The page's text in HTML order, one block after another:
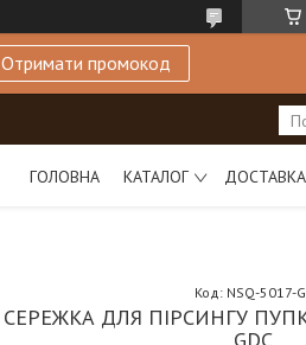
Отримати промокод
ГОЛОВНА КАТАЛОГ
СЕРЕЖКА ДЛЯ ПІРСИНГУ
Код: NSQ-5017-